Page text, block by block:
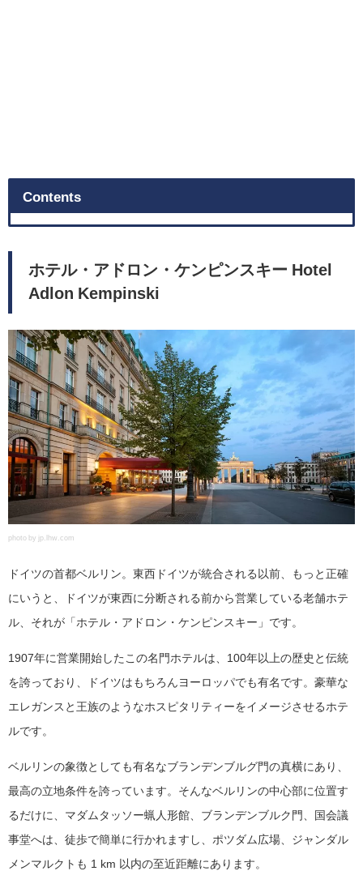
Contents
ホテル・アドロン・ケンピンスキー Hotel
Adlon Kempinski
photo by jp.lhw.com
ドイツの首都ベルリン。東西ドイツが統合される以前、もっと正確
にいうと、ドイツが東西に分断される前から営業している老舗ホテ
ル、それが「ホテル・アドロン・ケンピンスキー」です。
1907年に営業開始したこの名門ホテルは、100年以上の歴史と伝統
を誇っており、ドイツはもちろんヨーロッパでも有名です。豪華な
エレガンスと王族のようなホスピタリティーをイメージさせるホテ
ルです。
ベルリンの象徴としても有名なブランデンブルグ門の真横にあり、
最高の立地条件を誇っています。そんなベルリンの中心部に位置す
るだけに、マダムタッソー蝋人形館、ブランデンブルク門、国会議
事堂へは、徒歩で簡単に行かれますし、ポツダム広場、ジャンダル
メンマルクトも 1 km 以内の至近距離にあります。